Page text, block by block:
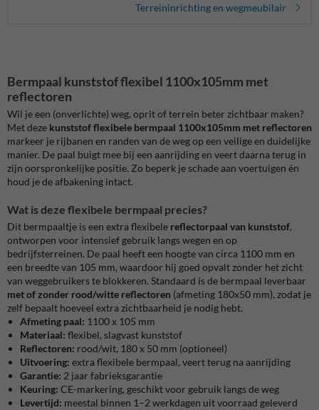
Terreininrichting en wegmeubilair
Bermpaal kunststof flexibel 1100x105mm met
reflectoren
Wil je een (onverlichte) weg, oprit of terrein beter zichtbaar maken?
Met deze kunststof flexibele bermpaal 1100x105mm met reflectoren
markeer je rijbanen en randen van de weg op een veilige en duidelijke
manier. De paal buigt mee bij een aanrijding en veert daarna terug in
zijn oorspronkelijke positie. Zo beperk je schade aan voertuigen én
houd je de afbakening intact.
Wat is deze flexibele bermpaal precies?
Dit bermpaaltje is een extra flexibele reflectorpaal van kunststof,
ontworpen voor intensief gebruik langs wegen en op
bedrijfsterreinen. De paal heeft een hoogte van circa 1100 mm en
een breedte van 105 mm, waardoor hij goed opvalt zonder het zicht
van weggebruikers te blokkeren. Standaard is de bermpaal leverbaar
met of zonder rood/witte reflectoren (afmeting 180x50 mm), zodat je
zelf bepaalt hoeveel extra zichtbaarheid je nodig hebt.
Afmeting paal: 1100 x 105 mm
Materiaal: flexibel, slagvast kunststof
Reflectoren: rood/wit, 180 x 50 mm (optioneel)
Uitvoering: extra flexibele bermpaal, veert terug na aanrijding
Garantie: 2 jaar fabrieksgarantie
Keuring: CE-markering, geschikt voor gebruik langs de weg
Levertijd: meestal binnen 1–2 werkdagen uit voorraad geleverd